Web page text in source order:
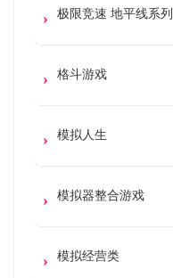
极限竞速 地平线系列
格斗游戏
模拟人生
模拟器整合游戏
模拟经营类